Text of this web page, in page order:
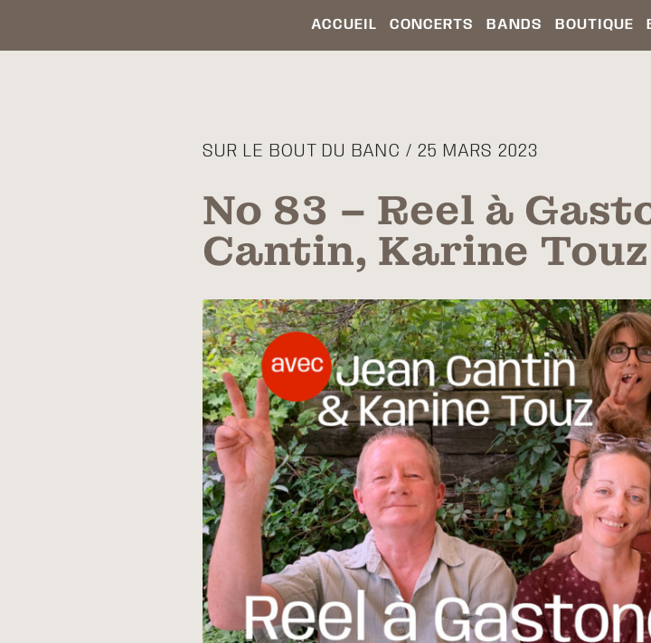
ACCUEIL CONCERTS BANDS BOUTIQUE
SUR LE BOUT DU BANC / 25 MARS 2023
No 83 – Reel à
Cantin, Karine Touz